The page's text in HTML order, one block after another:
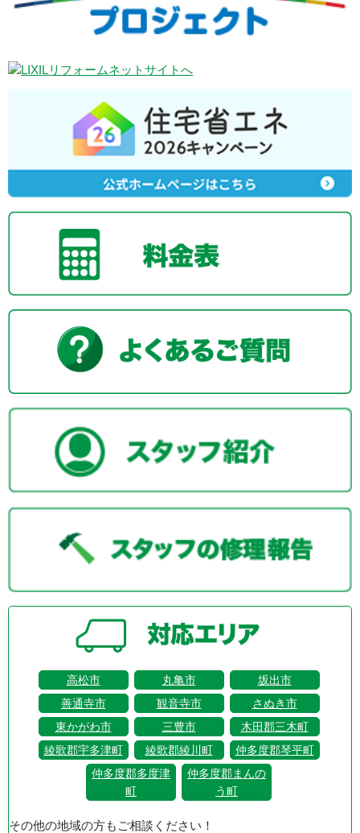
高松市 丸亀市
坂出市
善通寺市
観音寺市
さぬき市
東かがわ市
三豊市
木田郡三木町
綾歌郡宇多津町
綾歌郡綾川町
仲多度郡琴平町
仲多度郡多度津
町
仲多度郡まんの
う町
その他の地域の方もご相談ください！